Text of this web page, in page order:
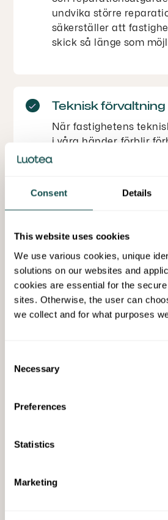
Consent Details
This website uses cookies
We use various cookies, unique
solutions on our websites and
cookies are essential for the
sites. Otherwise, the user can
we collect and for what purposes
Selection
Necessary
Preferences
Statistics
Marketing
undvika större
säkerställer att
skick så länge som
Teknisk förvaltning
När fastighetens
i våra händer, förblir
optimala, användarna
Energiteknik
Energieffektivitet
förvaltningen av
och i att förlänga dess
fastighet som
minskar också ditt